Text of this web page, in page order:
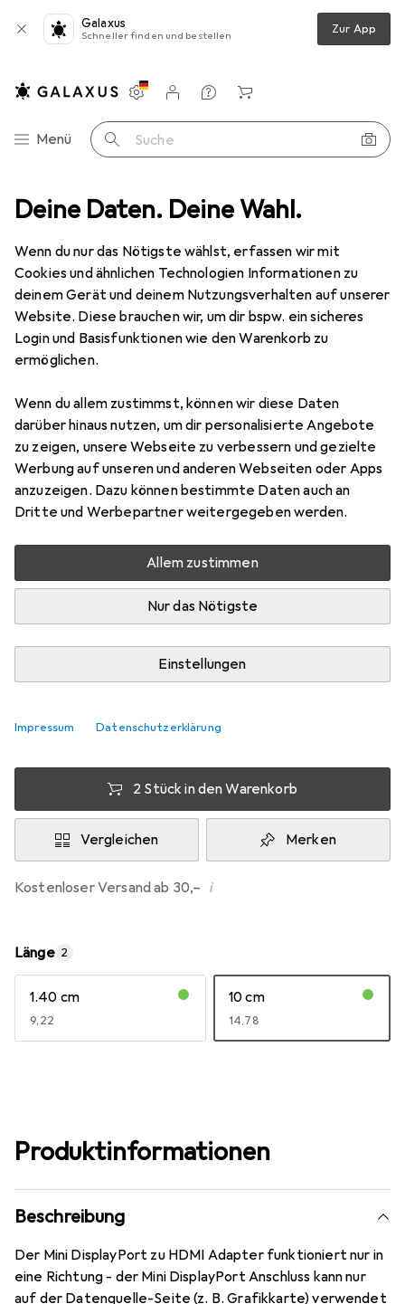
Deine Daten. Deine Wahl.
Wenn du nur das Nötigste wählst, erfassen wir mit
Cookies und ähnlichen Technologien Informationen zu
deinem Gerät und deinem Nutzungsverhalten auf unserer
Website. Diese brauchen wir, um dir bspw. ein sicheres
Login und Basisfunktionen wie den Warenkorb zu
ermöglichen.
Wenn du allem zustimmst, können wir diese Daten
darüber hinaus nutzen, um dir personalisierte Angebote
zu zeigen, unsere Webseite zu verbessern und gezielte
Werbung auf unseren und anderen Webseiten oder Apps
anzuzeigen. Dazu können bestimmte Daten auch an
Dritte und Werbepartner weitergegeben werden.
Allem zustimmen
Nur das Nötigste
Einstellungen
Impressum Datenschutzerklärung
Galaxus
Schneller finden und bestellen Zur App
Navigation nach Kategorien
Menü Suche
Einstellungen
Kundenkonto
Vergleichslisten
Merklisten
Warenkorb
Stromversorgung Data + Video Adapter
7 Bilder
MENGENRABATT
Value Mini DP zu
HDMI, 10 cm
Preis in EUR inkl. MwSt.
EUR
13,99
Bewertungen Marke
Zwischen Di, 11.8. und Mi, 12.8. geliefert
Mehr als 10 Stück an Lager beim Lieferanten
Lieferort angeben für genaue Lieferzeit
2 Stück in den Warenkorb
Vergleichen Merken
Kostenloser Versand ab 30,– i
Länge 2
1.40 cm
EUR
9,22
10 cm
EUR
14,78
Produktinformationen
Beschreibung
Der Mini DisplayPort zu HDMI Adapter funktioniert nur in
eine Richtung - der Mini DisplayPort Anschluss kann nur
auf der Datenquelle-Seite (z. B. Grafikkarte) verwendet